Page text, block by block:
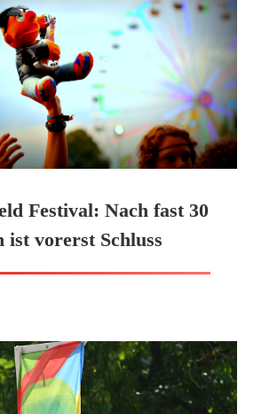
Festival: Nach fast 30
ist vorerst Schluss